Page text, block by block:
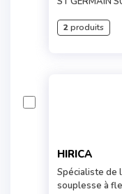
2produits
HIRICA
Spécialiste de
souplesse à